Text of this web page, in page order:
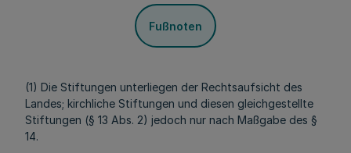
Fußnoten
(1) Die Stiftungen unterliegen der Rechtsaufsicht des
Landes; kirchliche Stiftungen und diesen gleichgestellte
Stiftungen (§ 13 Abs. 2) jedoch nur nach Maßgabe des §
14.